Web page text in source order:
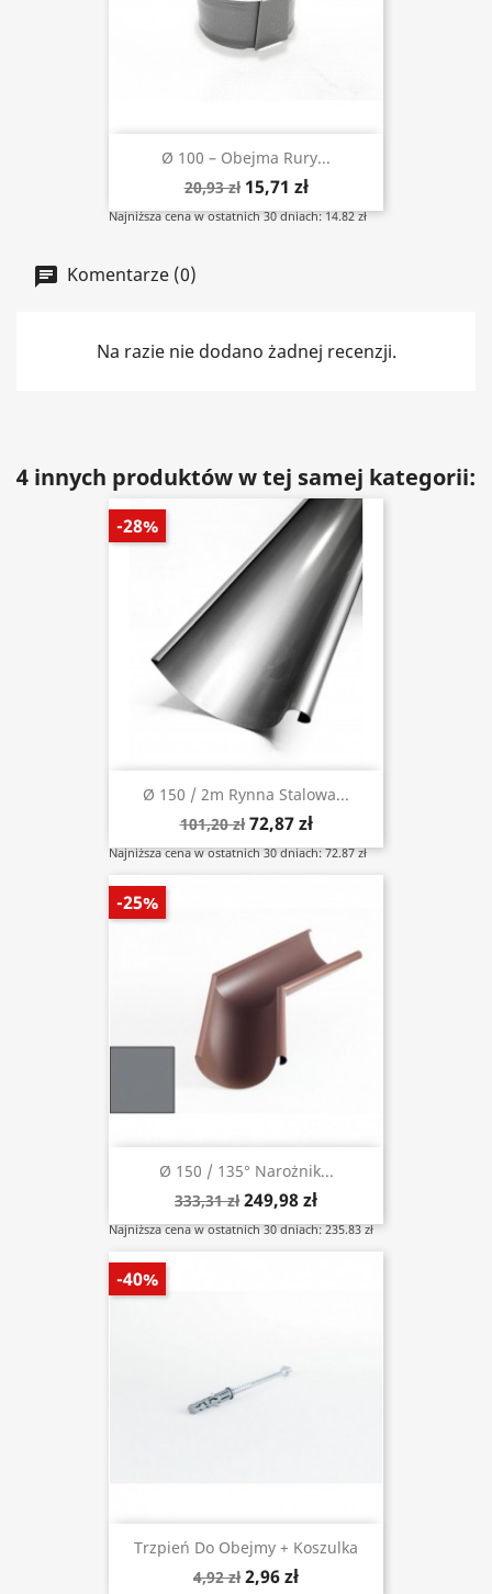
Ø 100 – Obejma Rury...
20,93 zł 15,71 zł
Najniższa cena w ostatnich 30 dniach: 14.82 zł
Komentarze (0)
Na razie nie dodano żadnej recenzji.
4 innych produktów w tej samej kategorii:
Ø 150 / 2m Rynna Stalowa...
101,20 zł 72,87 zł
Najniższa cena w ostatnich 30 dniach: 72.87 zł
-28%
Ø 150 / 135° Narożnik...
333,31 zł 249,98 zł
Najniższa cena w ostatnich 30 dniach: 235.83 zł
-25%
Trzpień Do Obejmy + Koszulka
4,92 zł 2,96 zł
-40%